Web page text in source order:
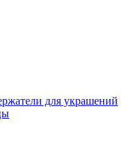
для украшений